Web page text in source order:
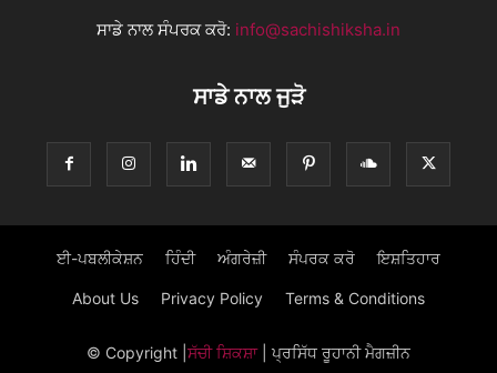
ਸਾਡੇ ਨਾਲ ਸੰਪਰਕ ਕਰੋ: info@sachishiksha.in
ਸਾਡੇ ਨਾਲ ਜੁੜੋ
ਈ-ਪਬਲੀਕੇਸ਼ਨ ਹਿੰਦੀ ਅੰਗਰੇਜ਼ੀ ਸੰਪਰਕ ਕਰੋ ਇਸ਼ਤਿਹਾਰ
About Us Privacy Policy Terms & Conditions
© Copyright ਸੱਚੀ ਸ਼ਿਕਸ਼ਾ| ਪ੍ਰਸਿੱਧ ਰੂਹਾਨੀ ਮੈਗਜ਼ੀਨ